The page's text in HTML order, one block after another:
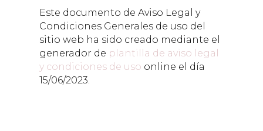
Este documento de Aviso Legal y
Condiciones Generales de uso del
sitio web ha sido creado mediante el
generador de plantilla de aviso legal
y condiciones de uso online el día
15/06/2023.